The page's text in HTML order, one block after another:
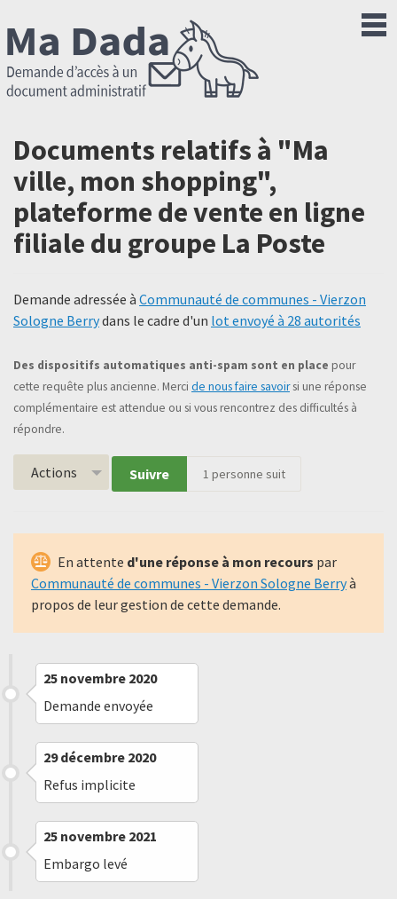
Documents relatifs à "Ma
ville, mon shopping",
plateforme de vente en ligne
filiale du groupe La Poste
Demande adressée à Communauté de communes - Vierzon
Sologne Berrydans le cadre d'un lot envoyé à 28 autorités
Des dispositifs automatiques anti-spam sont en place pour
cette requête plus ancienne. Merci de nous faire savoirsi une réponse
complémentaire est attendue ou si vous rencontrez des difficultés à
répondre.
Actions Suivre 1 personne suit
En attente d'une réponse à mon recours par
Communauté de communes - Vierzon Sologne Berryà
propos de leur gestion de cette demande.
25 novembre 2020
Demande envoyée
29 décembre 2020
Refus implicite
25 novembre 2021
Embargo levé